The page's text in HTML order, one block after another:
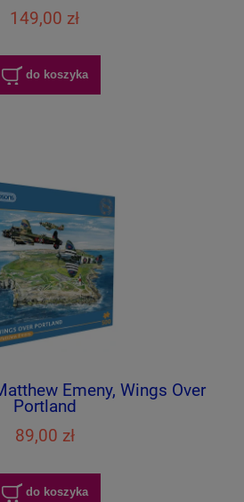
149,00 zł
do koszyka
Emeny, Wings Over
Portland
89,00 zł
do koszyka